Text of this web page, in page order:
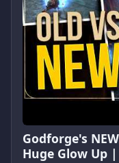
Godforge's
Huge Glow Up